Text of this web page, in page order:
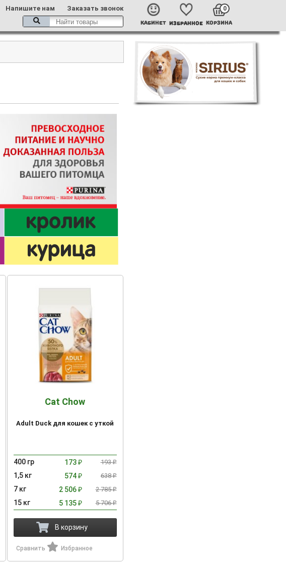
Напишите нам
Заказать звонок
КАБИНЕТ ИЗБРАННОЕ
0
КОРЗИНА
Cat Chow
Adult Duck для кошек с уткой
400 гр 173 ₽ 193₽
1,5 кг 574 ₽ 638₽
7 кг 2 506 ₽ 2 785₽
15 кг 5 135 ₽ 5 706₽
В корзину
Сравнить Избранное